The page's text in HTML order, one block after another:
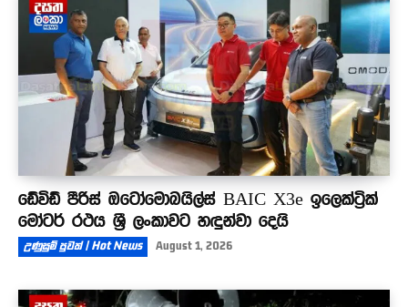
ඩේවිඩ් පීරිස් ඔටෝමොබයිල්ස් BAIC X3e ඉලෙක්ට්‍රික්
මෝටර් රථය ශ්‍රී ලංකාවට හඳුන්වා දෙයි
උණුසුම් පුවත් | Hot News August 1, 2026